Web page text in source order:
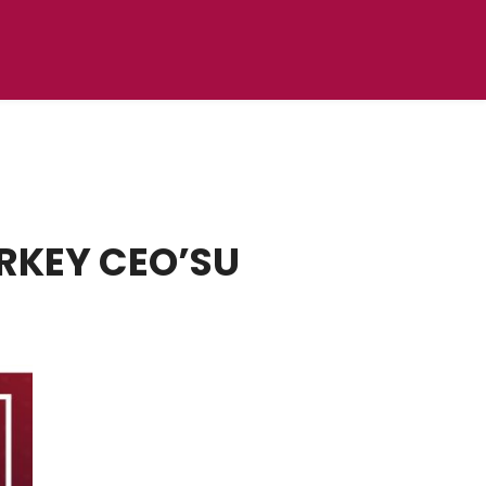
CEO’SU